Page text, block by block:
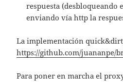
respuesta (desbloqueando
enviando vía http la
La implementación
https://github.com/juananpe/
Para poner en marcha el